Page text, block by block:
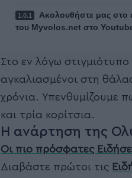
Ακολουθήστε μας στο
του Myvolos.net στο
Στο εν λόγω
αγκαλιασμένοι στη
χρόνια. Υπενθυμίζουμε
και τρία κορίτσια.
Η ανάρτηση της
Οι πιο πρόσφατες
Διαβάστε πρώτοι τις